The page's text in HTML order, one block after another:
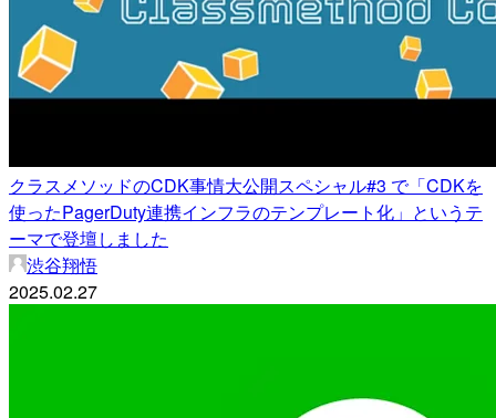
クラスメソッドのCDK事情大公開スペシャル#3 で「CDKを
使ったPagerDuty連携インフラのテンプレート化」というテ
ーマで登壇しました
渋谷翔悟
2025.02.27